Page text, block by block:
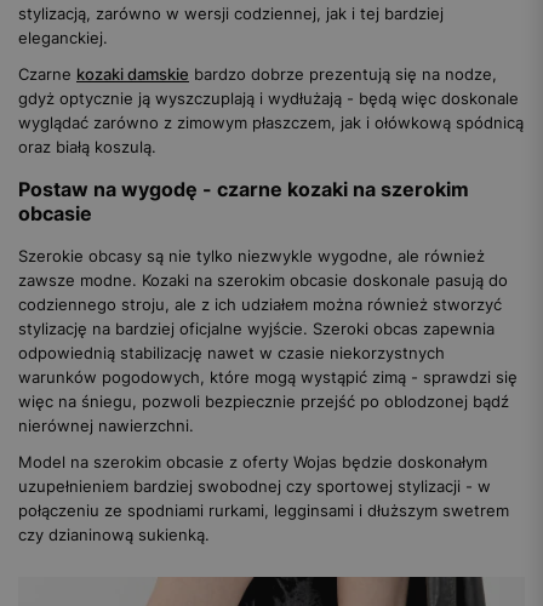
stylizacją, zarówno w wersji codziennej, jak i tej bardziej
eleganckiej.
Czarne kozaki damskie bardzo dobrze prezentują się na nodze,
gdyż optycznie ją wyszczuplają i wydłużają - będą więc doskonale
wyglądać zarówno z zimowym płaszczem, jak i ołówkową spódnicą
oraz białą koszulą.
Postaw na wygodę - czarne kozaki na szerokim
obcasie
Szerokie obcasy są nie tylko niezwykle wygodne, ale również
zawsze modne. Kozaki na szerokim obcasie doskonale pasują do
codziennego stroju, ale z ich udziałem można również stworzyć
stylizację na bardziej oficjalne wyjście. Szeroki obcas zapewnia
odpowiednią stabilizację nawet w czasie niekorzystnych
warunków pogodowych, które mogą wystąpić zimą - sprawdzi się
więc na śniegu, pozwoli bezpiecznie przejść po oblodzonej bądź
nierównej nawierzchni.
Model na szerokim obcasie z oferty Wojas będzie doskonałym
uzupełnieniem bardziej swobodnej czy sportowej stylizacji - w
połączeniu ze spodniami rurkami, legginsami i dłuższym swetrem
czy dzianinową sukienką.